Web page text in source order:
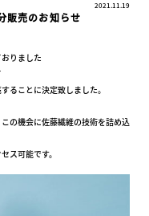
2021.11.19
販売のお知らせ
りました
ることに決定致しました。
の機会に佐藤繊維の技術を詰め込
ス可能です。